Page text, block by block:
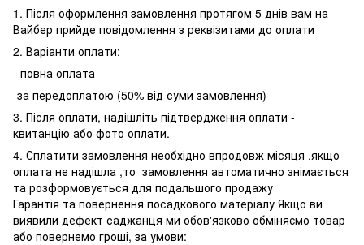
1. Після оформлення замовлення протягом 5 днів вам на
Вайбер прийде повідомлення з реквізитами до оплати
2. Варіанти оплати:
- повна оплата
-за передоплатою (50% від суми замовлення)
3. Після оплати, надішліть підтвердження оплати -
квитанцію або фото оплати.
4. Сплатити замовлення необхідно впродовж місяця ,якщо
оплата не надішла ,то замовлення автоматично знімається
та розформовується для подальшого продажу
Гарантія та повернення посадкового матеріалу Якщо ви
виявили дефект саджанця ми обов'язково обміняємо товар
або повернемо гроші, за умови: